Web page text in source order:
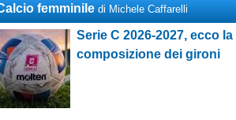
femminile di Michele Caffarelli
Serie C 2026-2027, ecco la
composizione dei gironi